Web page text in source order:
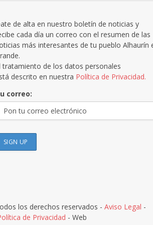
de alta en nuestro boletín de noticias y
cada día un correo con el resumen de las
más interesantes de tu pueblo Alhaurín
tratamiento de los datos personales
descrito en nuestra Política de Privacidad.
correo:
los derechos reservados - Aviso Legal -
de Privacidad - Web